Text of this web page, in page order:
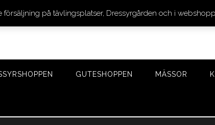
GUTESHOPPEN MÄSSOR
på tävlingsplatser, Dressyrgården och i